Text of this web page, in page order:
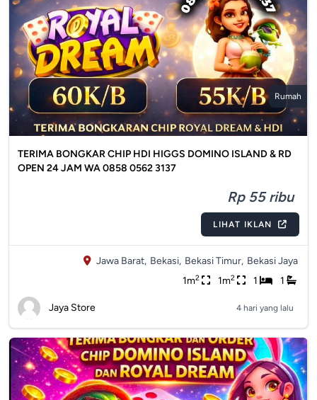
Rumah
TERIMA BONGKAR CHIP HDI HIGGS DOMINO ISLAND & RD
OPEN 24 JAM WA 0858 0562 3137
Rp 55 ribu
LIHAT IKLAN
Jawa Barat, Bekasi, Bekasi Timur, Bekasi Jaya
1m2 1m2 1 1
Jaya Store 4 hari yang lalu